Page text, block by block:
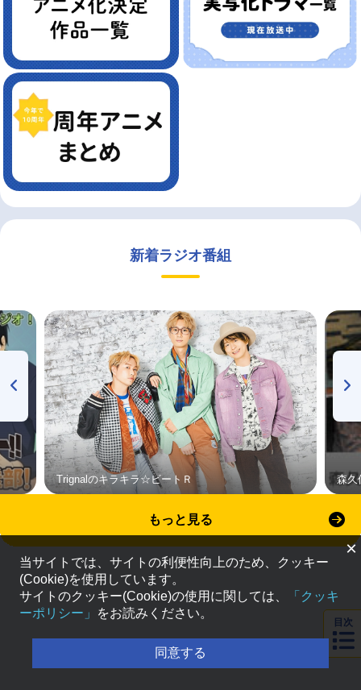
新着ラジオ番組
Trignalのキラキラ☆ビートＲ 森久
もっと見る
目次
×
当サイトでは、サイトの利便性向上のため、クッキー
(Cookie)を使用しています。
サイトのクッキー(Cookie)の使用に関しては、
「クッキ
ーポリシー」
をお読みください。
同意する